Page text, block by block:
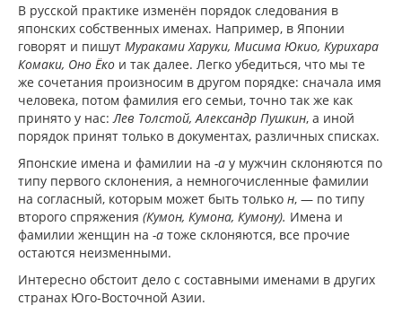
В русской практике изменён порядок следования в
японских собственных именах. Например, в Японии
говорят и пишут Мураками Харуки, Мисима Юкио, Курихара
Комаки, Оно Ёко и так далее. Легко убедиться, что мы те
же сочетания произносим в другом порядке: сначала имя
человека, потом фамилия его семьи, точно так же как
принято у нас: Лев Толстой, Александр Пушкин, а иной
порядок принят только в документах, различных списках.
Японские имена и фамилии на -а у мужчин склоняются по
типу первого склонения, а немногочисленные фамилии
на согласный, которым может быть только н, — по типу
второго спряжения (Кумон, Кумона, Кумону). Имена и
фамилии женщин на -а тоже склоняются, все прочие
остаются неизменными.
Интересно обстоит дело с составными именами в других
странах Юго-Восточной Азии.